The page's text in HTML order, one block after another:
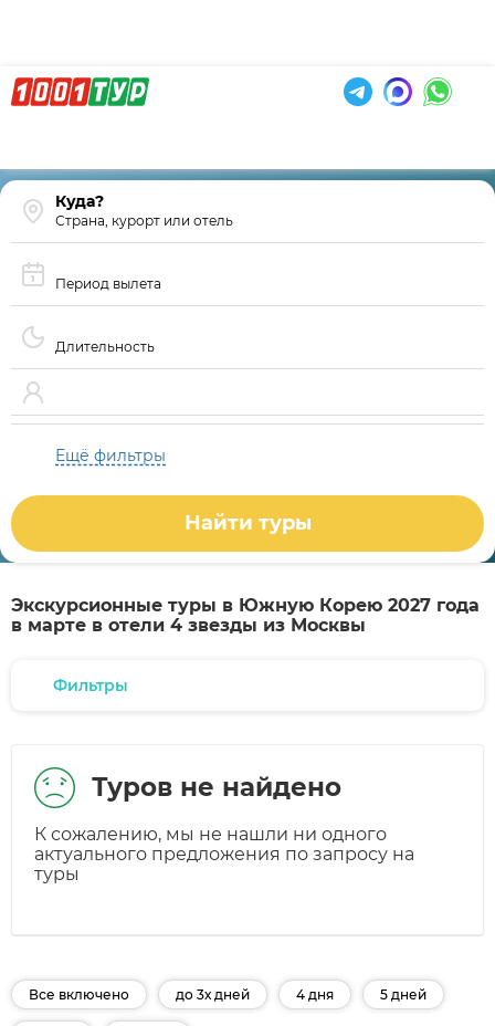
Страна, курорт или отель
Период вылета
Длительность
Ещё фильтры
Найти туры
Экскурсионные туры в Южную Корею 2027 года
в марте в отели 4 звезды из Москвы
Фильтры
Туров не найдено
К сожалению, мы не нашли ни одного
актуального предложения по запросу на
туры
Все включено до 3х дней 4 дня 5 дней